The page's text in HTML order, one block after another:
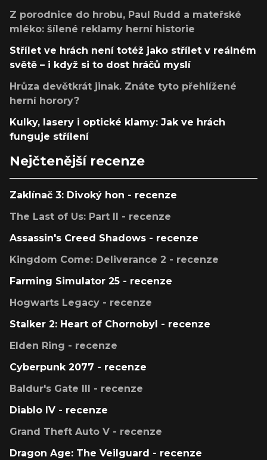
Z porodnice do hrobu, Paul Rudd a mateřské
mléko: šílené reklamy herní historie
Střílet ve hrách není totéž jako střílet v reálném
světě – i když si to dost hráčů myslí
Hrůza devětkrát jinak. Znáte tyto přehlížené
herní horory?
Kulky, lasery i optické klamy: Jak ve hrách
funguje střílení
Nejčtenější recenze
Zaklínač 3: Divoký hon - recenze
The Last of Us: Part II - recenze
Assassin's Creed Shadows - recenze
Kingdom Come: Deliverance 2 - recenze
Farming Simulator 25 - recenze
Hogwarts Legacy - recenze
Stalker 2: Heart of Chornobyl - recenze
Elden Ring - recenze
Cyberpunk 2077 - recenze
Baldur's Gate III - recenze
Diablo IV - recenze
Grand Theft Auto V - recenze
Dragon Age: The Veilguard - recenze